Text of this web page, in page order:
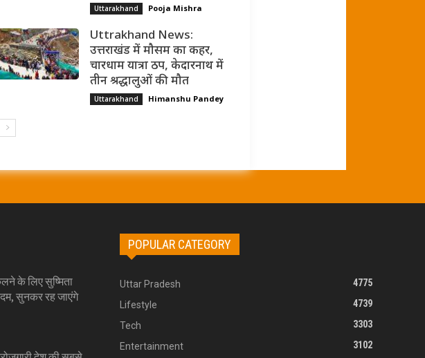
Uttarakhand Pooja Mishra
Uttrakhand News:
उत्तराखंड में मौसम का कहर,
चारधाम यात्रा ठप, केदारनाथ में
तीन श्रद्धालुओं की मौत
Uttarakhand Himanshu Pandey
के लिए सुष्मिता
सुनकर रह जाएंगे
POPULAR CATEGORY
Uttar Pradesh
4775
Lifestyle
4739
Tech
3303
Entertainment
3102